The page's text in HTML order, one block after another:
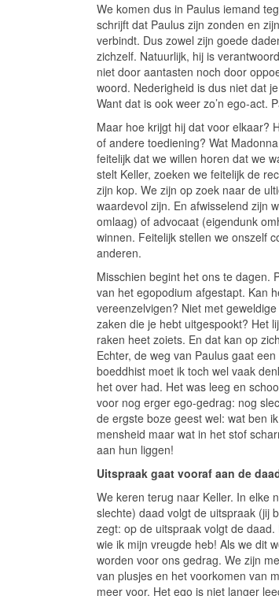
We komen dus in Paulus iemand
schrijft dat Paulus zijn zonden en
verbindt. Dus zowel zijn goede
zichzelf. Natuurlijk, hij is
niet door aantasten noch door
woord. Nederigheid is dus niet dat
Want dat is ook weer zo’n ego-act.
Maar hoe krijgt hij dat voor elkaar?
of andere toediening? Wat
feitelijk dat we willen horen dat we
stelt Keller, zoeken we feitelijk de
zijn kop. We zijn op zoek naar de
waardevol zijn. En afwisselend zijn
omlaag) of advocaat (eigendunk
winnen. Feitelijk stellen we onszelf
anderen.
Misschien begint het ons te dagen.
van het egopodium afgestapt. Kan
vereenzelvigen? Niet met
zaken die je hebt uitgespookt? Het
raken heet zoiets. En dat kan op
Echter, de weg van Paulus gaat
boeddhist moet ik toch wel vaak
het over had. Het was leeg en
voor nog erger ego-gedrag: nog
de ergste boze geest wel: wat ben
mensheid maar wat in het stof
aan hun liggen!
Uitspraak gaat vooraf aan de
We keren terug naar Keller. In elke
slechte) daad volgt de uitspraak (jij
zegt: op de uitspraak volgt de
wie ik mijn vreugde heb! Als we dit
worden voor ons gedrag. We zijn
van plusjes en het voorkomen van
meer voor. Het ego is niet langer